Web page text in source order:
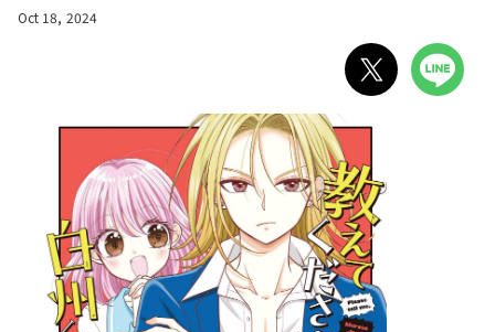
Oct 18, 2024